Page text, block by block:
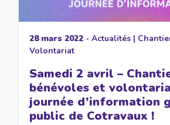
28 mars 2022- Actualités|
Volontariat
Samedi 2 avril –
bénévoles et
journée d’information
public de Cotravaux !